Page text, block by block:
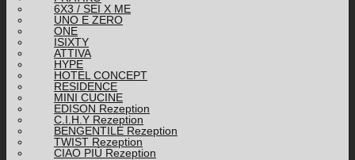
6X3 / SEI X ME
UNO E ZERO
ONE
ISIXTY
ATTIVA
HYPE
HOTEL CONCEPT
RESIDENCE
MINI CUCINE
EDISON Rezeption
C.I.H.Y Rezeption
BENGENTILE Rezeption
TWIST Rezeption
CIAO PIÙ Rezeption